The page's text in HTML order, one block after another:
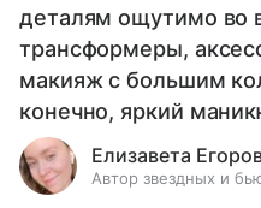
деталям ощутимо во
трансформеры,
макияж с большим
конечно, яркий
Елизавета
Автор звездных и